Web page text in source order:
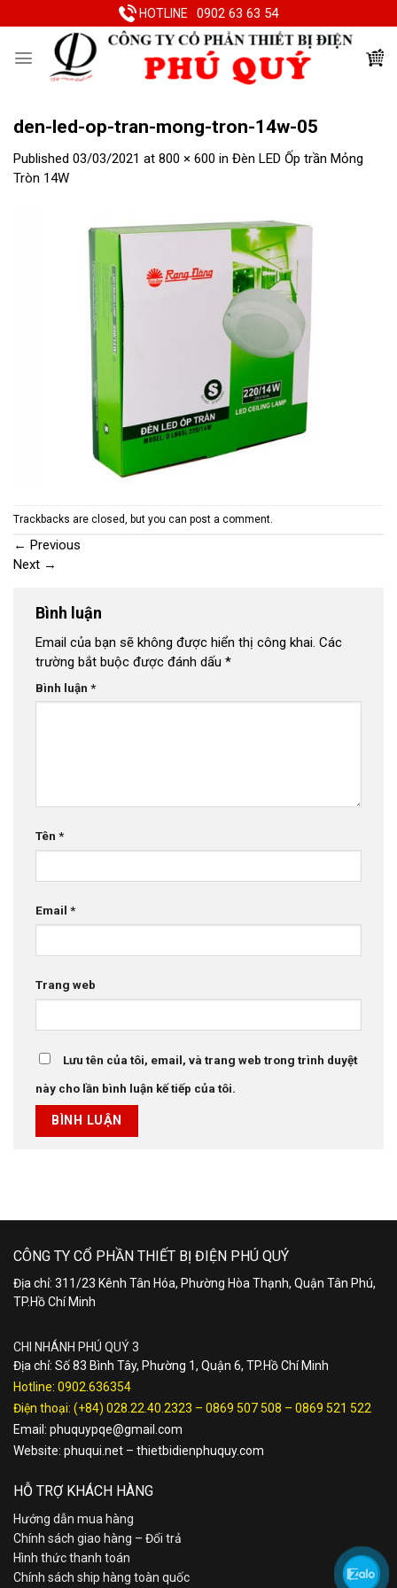
to
HOTLINE 0902 63 63 54
den-led-op-tran-mong-tron-14w-05
Published 03/03/2021 at 800 × 600 in Đèn LED Ốp trần Mỏng
Tròn 14W
Trackbacks are closed, but you can post a comment.
← Previous
Next →
Bình luận
Email của bạn sẽ không được hiển thị công khai. Các
trường bắt buộc được đánh dấu *
Bình luận *
Tên *
Email *
Trang web
Lưu tên của tôi, email, và trang web trong trình duyệt
này cho lần bình luận kế tiếp của tôi.
CÔNG TY CỔ PHẦN THIẾT BỊ ĐIỆN PHÚ QUÝ
Địa chỉ: 311/23 Kênh Tân Hóa, Phường Hòa Thạnh, Quận Tân Phú,
TP.Hồ Chí Minh
CHI NHÁNH PHÚ QUÝ 3
Địa chỉ: Số 83 Bình Tây, Phường 1, Quận 6, TP.Hồ Chí Minh
Hotline: 0902.636354
Điện thoại: (+84) 028.22.40.2323 – 0869 507 508 – 0869 521 522
Email: phuquypqe@gmail.com
Website: phuqui.net – thietbidienphuquy.com
HỖ TRỢ KHÁCH HÀNG
Hướng dẫn mua hàng
Chính sách giao hàng – Đổi trả
Hình thức thanh toán
Chính sách ship hàng toàn quốc